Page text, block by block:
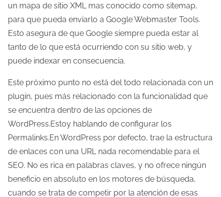
un mapa de sitio XML mas conocido como sitemap,
para que pueda enviarlo a Google Webmaster Tools.
Esto asegura de que Google siempre pueda estar al
tanto de lo que está ocurriendo con su sitio web, y
puede indexar en consecuencia.
Este próximo punto no está del todo relacionada con un
plugin, pues más relacionado con la funcionalidad que
se encuentra dentro de las opciones de
WordPress.Estoy hablando de configurar los
Permalinks.En WordPress por defecto, trae la estructura
de enlaces con una URL nada recomendable para el
SEO. No es rica en palabras claves, y no ofrece ningún
beneficio en absoluto en los motores de búsqueda,
cuando se trata de competir por la atención de esas